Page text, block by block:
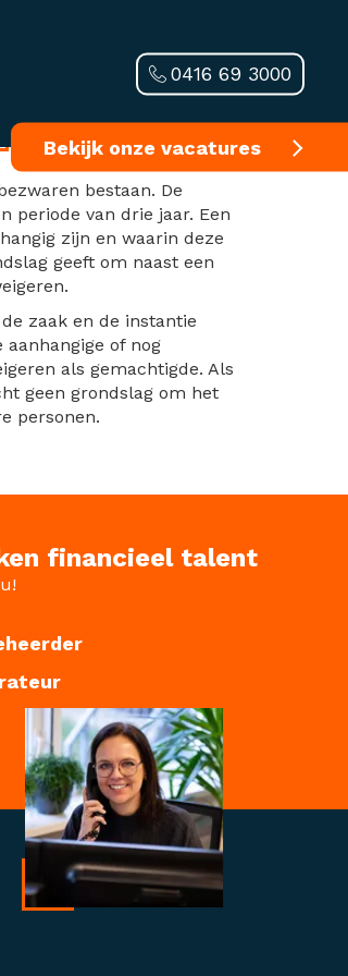
Bekijk onze vacatures
0416 69 3000
bestaan. De
periode van drie jaar. Een
zijn en waarin deze
geeft om naast een
zaak en de instantie
of nog
als gemachtigde. Als
geen grondslag om het
personen.
financieel talent